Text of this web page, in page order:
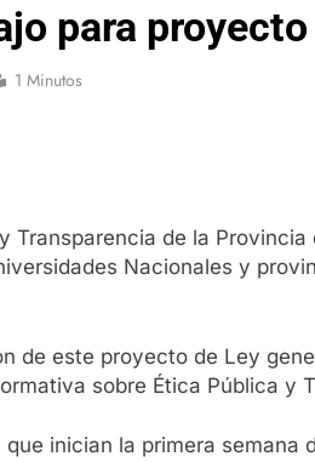
para
1 Minutos
Transparencia de la
Nacionales y
de este proyecto de Ley
sobre Ética Pública y
inician la primera